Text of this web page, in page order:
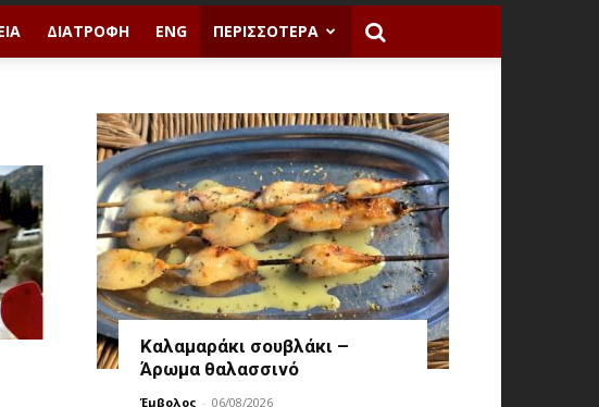
ΔΙΑΤΡΟΦΉ ENG ΠΕΡΙΣΣΌΤΕΡΑ
Καλαμαράκι σουβλάκι –
Άρωμα θαλασσινό
Έμβολος - 06/08/2026